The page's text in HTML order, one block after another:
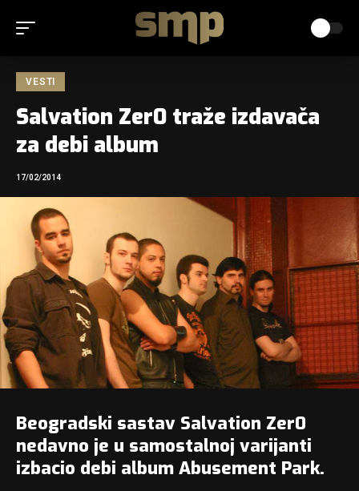
VESTI
Salvation Zer0 traže izdavača
za debi album
17/02/2014
Beogradski sastav Salvation Zer0
nedavno je u samostalnoj varijanti
izbacio debi album Abusement Park.